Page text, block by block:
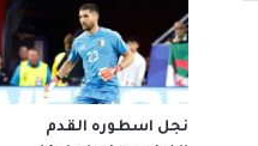
نجل اسطوره القدم